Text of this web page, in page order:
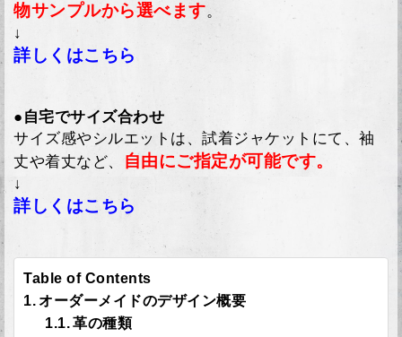
物サンプルから選べます。
↓
詳しくはこちら
●自宅でサイズ合わせ
サイズ感やシルエットは、試着ジャケットにて、袖
丈や着丈など、
自由にご指定が可能です。
↓
詳しくはこちら
Table of Contents
オーダーメイドのデザイン概要
革の種類